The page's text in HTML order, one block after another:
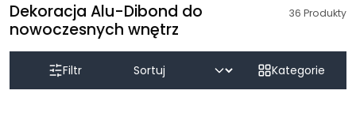
Dekoracja Alu-Dibond do
nowoczesnych wnętrz
36 Produkty
Filtr Kategorie